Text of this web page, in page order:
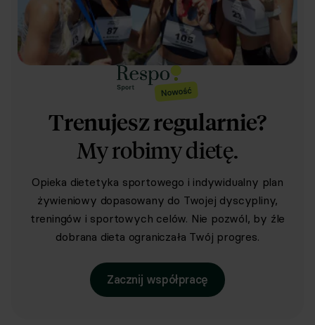
Trenujesz regularnie?
My robimy dietę.
Opieka dietetyka sportowego i indywidualny plan
żywieniowy dopasowany do Twojej dyscypliny,
treningów i sportowych celów. Nie pozwól, by źle
dobrana dieta ograniczała Twój progres.
Zacznij współpracę